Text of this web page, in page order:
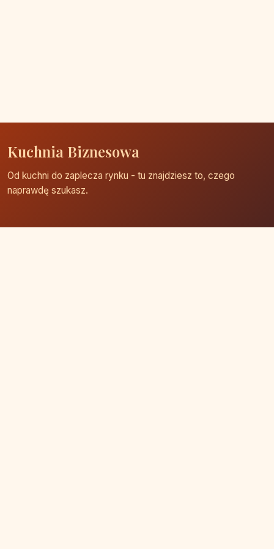
Kuchnia Biznesowa
Od kuchni do zaplecza rynku - tu znajdziesz to, czego
naprawdę szukasz.